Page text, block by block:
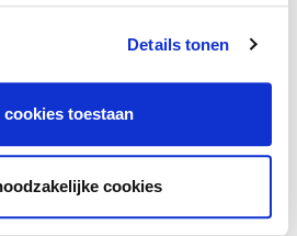
Details tonen
cookies toestaan
cookies
ingrediënten voor
voor uw potentiële
plan templatevan Qredits